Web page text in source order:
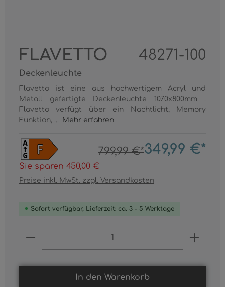
FLAVETTO 48271-100
Deckenleuchte
Flavetto ist eine aus hochwertigem Acryl und
Metall gefertigte Deckenleuchte 1070x800mm .
Flavetto verfügt über ein Nachtlicht, Memory
Funktion, ...
Mehr erfahren
799,99 €*349,99 €*
Sie sparen 450,00 €
Preise inkl. MwSt. zzgl. Versandkosten
Sofort verfügbar, Lieferzeit: ca. 3 - 5 Werktage
Produkt Anzahl: Gib den
In den Warenkorb